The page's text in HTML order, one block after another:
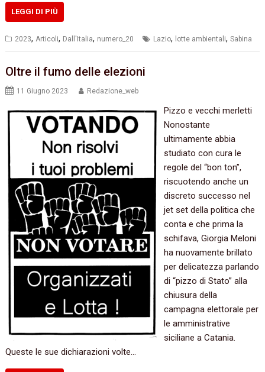
LEGGI DI PIÙ
2023,Articoli, Dall'Italia, numero_20 Lazio, lotte ambientali,Sabina
Oltre il fumo delle elezioni
11 Giugno 2023 Redazione_web
Pizzo e vecchi merletti
Nonostante
ultimamente abbia
studiato con cura le
regole del “bon ton”,
riscuotendo anche un
discreto successo nel
jet set della politica che
conta e che prima la
schifava, Giorgia Meloni
ha nuovamente brillato
per delicatezza parlando
di “pizzo di Stato” alla
chiusura della
campagna elettorale per
le amministrative
siciliane a Catania.
Queste le sue dichiarazioni volte…